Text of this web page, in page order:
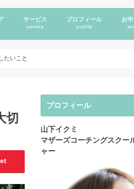
サービス
service
プロフィール
profile
お
たいこと
切
プロフィール
山下イクミ
マザーズコーチングスクー
ャー